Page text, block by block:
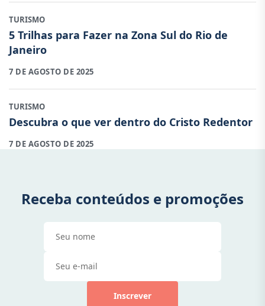
TURISMO
5 Trilhas para Fazer na Zona Sul do Rio de
Janeiro
7 DE AGOSTO DE 2025
TURISMO
Descubra o que ver dentro do Cristo Redentor
7 DE AGOSTO DE 2025
Receba conteúdos e promoções
Inscrever